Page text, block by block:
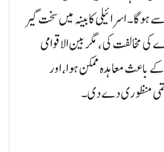
ہوگا۔ اسرائیلی کابینہ میں سخت گیر
مخالفت کی، مگر بین الاقوامی
باعث معاہدہ ممکن ہوا، اور
منظوری دے دی۔